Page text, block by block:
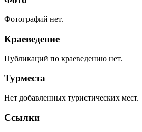
Фотографий нет.
Краеведение
Публикаций по краеведению нет.
Турместа
Нет добавленных туристических мест.
Ссылки